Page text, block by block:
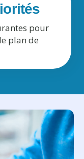
pour
plan de